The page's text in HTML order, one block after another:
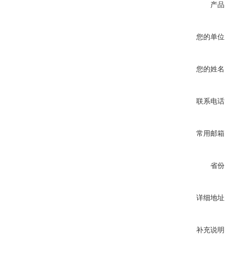
产品
您的单位
您的姓名
联系电话
常用邮箱
省份
详细地址
补充说明